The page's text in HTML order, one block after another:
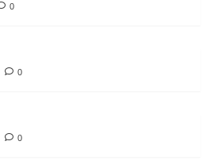
0
0
0